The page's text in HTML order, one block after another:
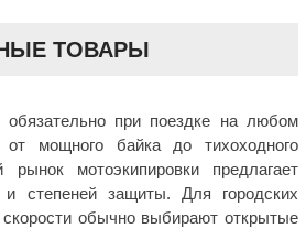
ТОВАРЫ
при поездке на любом
от мощного байка до тихоходного
рынок мотоэкипировки предлагает
степеней защиты. Для городских
обычно выбирают открытые